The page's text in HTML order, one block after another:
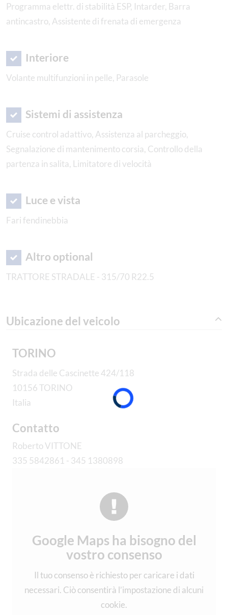
Programma elettr. di stabilità ESP, Intarder, Barra
antincastro, Assistente di frenata di emergenza
Interiore
Volante multifunzioni in pelle, Parasole
Sistemi di assistenza
Cruise control adattivo, Assistenza al parcheggio,
Segnalazione di mantenimento corsia, Controllo della
partenza in salita, Limitatore di velocità
Luce e vista
Fari fendinebbia
Altro optional
TRATTORE STRADALE - 315/70 R22.5
Ubicazione del veicolo
TORINO
Strada delle Cascinette 424/118
10156 TORINO
Italia
Contatto
Roberto VITTONE
335 5842861 - 345 1380898
Google Maps ha bisogno del
vostro consenso
Il tuo consenso è richiesto per caricare i dati
necessari. Ciò consentirà l’impostazione di alcuni
cookie.